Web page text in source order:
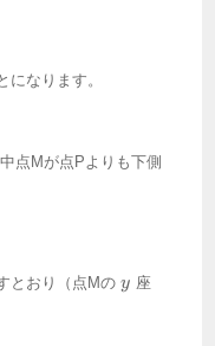
になります。
点Mが点Pよりも下側
とおり（点Mのy
y 座